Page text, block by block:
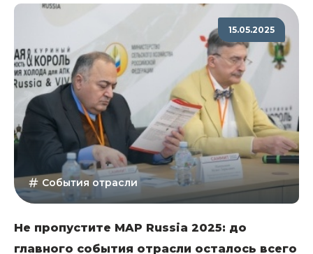
15.05.2025
События отрасли
Не пропустите MAP Russia 2025: до
главного события отрасли осталось всего